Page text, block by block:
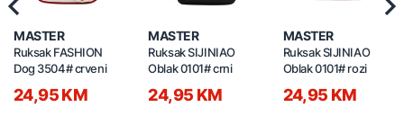
MASTER
Ruksak FASHION
Dog 3504# crveni
24,95 KM
MASTER
Ruksak SIJINIAO
Oblak 0101# crni
24,95 KM
MASTER
Ruksak SIJINIAO
Oblak 0101# rozi
24,95 KM